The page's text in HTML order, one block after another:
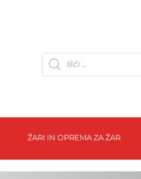
ŽARI IN OPREMA ZA ŽAR